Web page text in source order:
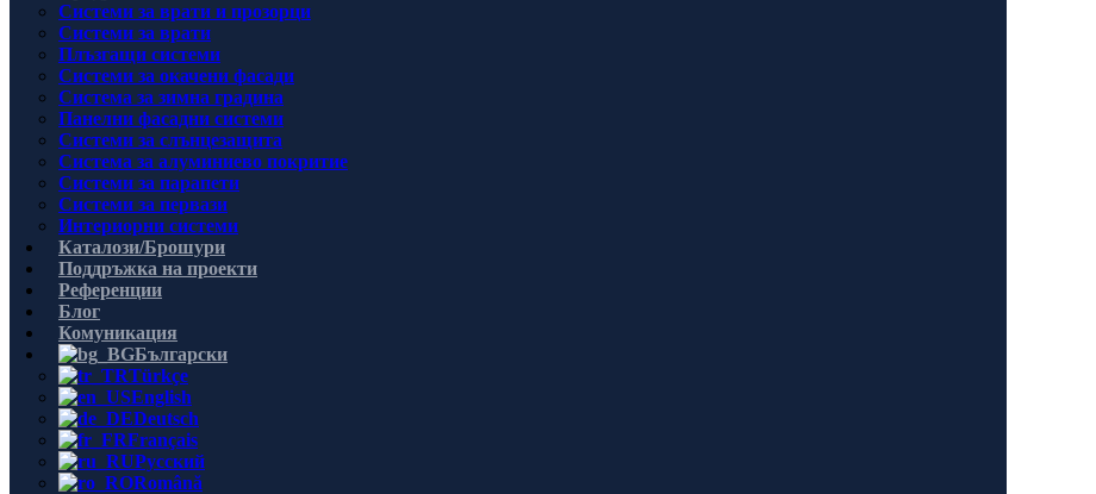
Системи за врати и прозорци
Системи за врати
Плъзгащи системи
Системи за окачени фасади
Система за зимна градина
Панелни фасадни системи
Системи за слънцезащита
Система за алуминиево покритие
Системи за парапети
Системи за первази
Интериорни системи
Каталози/Брошури
Поддръжка на проекти
Референции
Блог
Комуникация
Български
Türkçe
English
Deutsch
Français
Русский
Română